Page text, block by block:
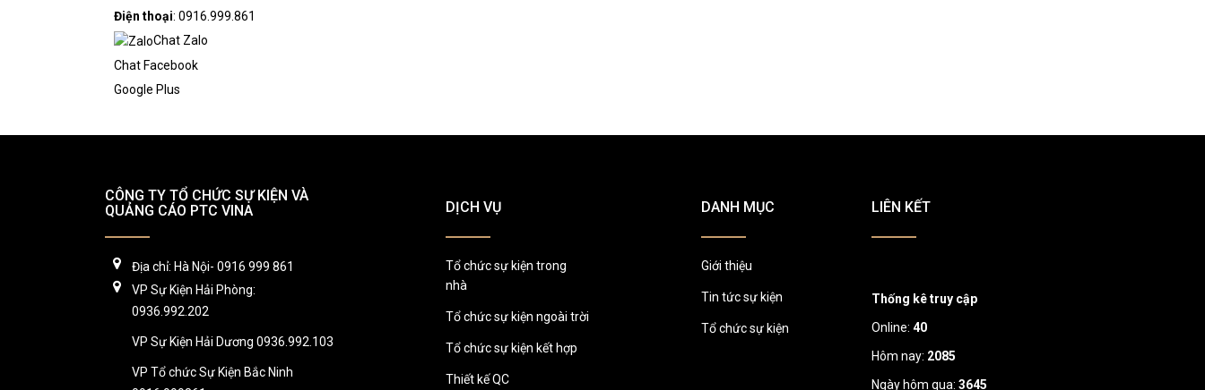
Điện thoại: 0916.999.861
Chat Zalo
Chat Facebook
Google Plus
CÔNG TY TỔ CHỨC SỰ KIỆN VÀ
QUẢNG CÁO PTC VINA
Địa chỉ: Hà Nội- 0916 999 861
VP Sự Kiện Hải Phòng:
0936.992.202
VP Sự Kiện Hải Dương 0936.992.103
VP Tổ chức Sự Kiện Bắc Ninh
DỊCH VỤ
Tổ chức sự kiện trong
nhà
Tổ chức sự kiện ngoài trời
Tổ chức sự kiện kết hợp
Thiết kế QC
DANH MỤC
Giới thiệu
Tin tức sự kiện
Tổ chức sự kiện
LIÊN KẾT
Thống kê truy cập
Online: 40
Hôm nay: 2085
Ngày hôm qua: 3645